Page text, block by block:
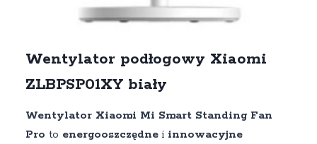
Wentylator podłogowy Xiaomi
ZLBPSP01XY biały
Wentylator Xiaomi Mi Smart Standing Fan
Pro to energooszczędnei innowacyjne